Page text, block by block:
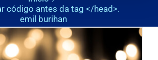
código antes da tag </head>.
emil burihan